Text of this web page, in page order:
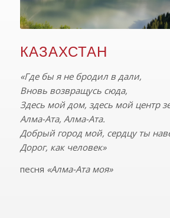
КАЗАХСТАН
«Где бы я не бродил в дали,
Вновь возвращусь сюда,
Здесь мой дом, здесь мой центр
Алма-Ата, Алма-Ата.
Добрый город мой, сердцу ты
Дорог, как человек»
песня «Алма-Ата моя»